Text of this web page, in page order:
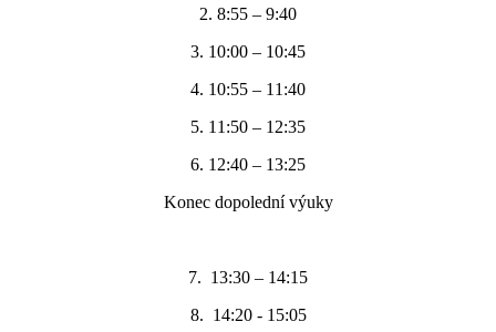
2. 8:55 – 9:40
3. 10:00 – 10:45
4. 10:55 – 11:40
5. 11:50 – 12:35
6. 12:40 – 13:25
Konec dopolední výuky
7. 13:30 – 14:15
8. 14:20 - 15:05